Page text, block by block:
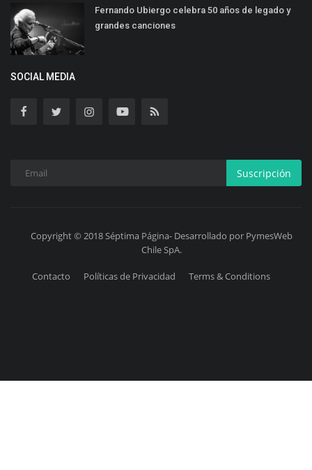
Fernando Ubiergo celebra 50 años de legado y
grandes canciones
SOCIAL MEDIA
Suscripción
Copyright © 2018 Séptima Página- Desarrollado por PymesWeb
Chile SpA.
Contacto Políticas de Privacidad Terms & Conditions